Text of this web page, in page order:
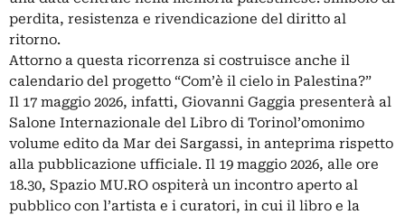
perdita, resistenza e rivendicazione del diritto al
ritorno.
Attorno a questa ricorrenza si costruisce anche il
calendario del progetto “Com’è il cielo in Palestina?”
Il 17 maggio 2026, infatti, Giovanni Gaggia presenterà al
Salone Internazionale del Libro di Torinol’omonimo
volume edito da Mar dei Sargassi, in anteprima rispetto
alla pubblicazione ufficiale. Il 19 maggio 2026, alle ore
18.30, Spazio MU.RO ospiterà un incontro aperto al
pubblico con l’artista e i curatori, in cui il libro e la